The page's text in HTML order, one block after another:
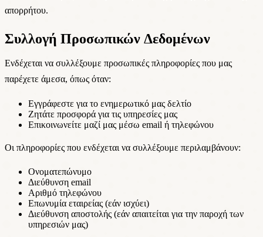
απορρήτου.
Συλλογή Προσωπικών Δεδομένων
Ενδέχεται να συλλέξουμε προσωπικές πληροφορίες που μας
παρέχετε άμεσα, όπως όταν:
Εγγράφεστε για το ενημερωτικό μας δελτίο
Ζητάτε προσφορά για τις υπηρεσίες μας
Επικοινωνείτε μαζί μας μέσω email ή τηλεφώνου
Οι πληροφορίες που ενδέχεται να συλλέξουμε περιλαμβάνουν:
Ονοματεπώνυμο
Διεύθυνση email
Αριθμό τηλεφώνου
Επωνυμία εταιρείας (εάν ισχύει)
Διεύθυνση αποστολής (εάν απαιτείται για την παροχή των
υπηρεσιών μας)